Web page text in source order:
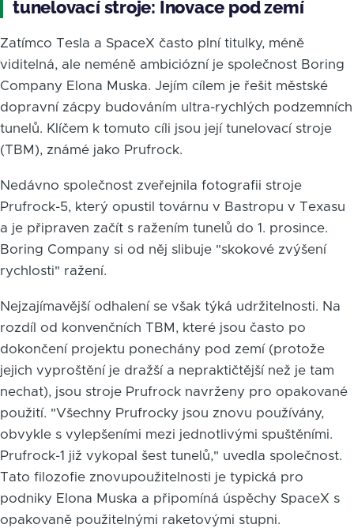
tunelovací stroje: Inovace pod zemí
Zatímco Tesla a SpaceX často plní titulky, méně
viditelná, ale neméně ambiciózní je společnost Boring
Company Elona Muska. Jejím cílem je řešit městské
dopravní zácpy budováním ultra-rychlých podzemních
tunelů. Klíčem k tomuto cíli jsou její tunelovací stroje
(TBM), známé jako Prufrock.
Nedávno společnost zveřejnila fotografii stroje
Prufrock-5, který opustil továrnu v Bastropu v Texasu
a je připraven začít s ražením tunelů do 1. prosince.
Boring Company si od něj slibuje "skokové zvýšení
rychlosti" ražení.
Nejzajímavější odhalení se však týká udržitelnosti. Na
rozdíl od konvenčních TBM, které jsou často po
dokončení projektu ponechány pod zemí (protože
jejich vyproštění je dražší a nepraktičtější než je tam
nechat), jsou stroje Prufrock navrženy pro opakované
použití. "Všechny Prufrocky jsou znovu používány,
obvykle s vylepšeními mezi jednotlivými spuštěními.
Prufrock-1 již vykopal šest tunelů," uvedla společnost.
Tato filozofie znovupoužitelnosti je typická pro
podniky Elona Muska a připomíná úspěchy SpaceX s
opakovaně použitelnými raketovými stupni.